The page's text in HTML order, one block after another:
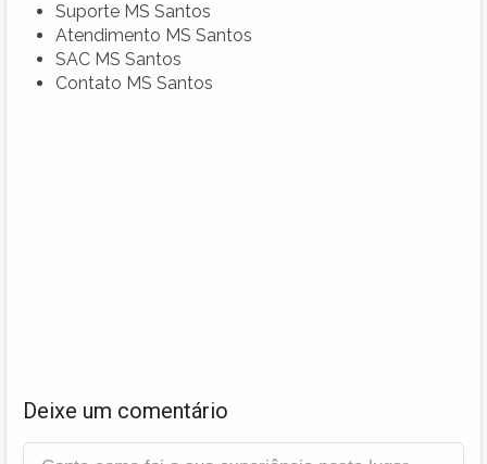
Suporte MS Santos
Atendimento MS Santos
SAC MS Santos
Contato MS Santos
Deixe um comentário